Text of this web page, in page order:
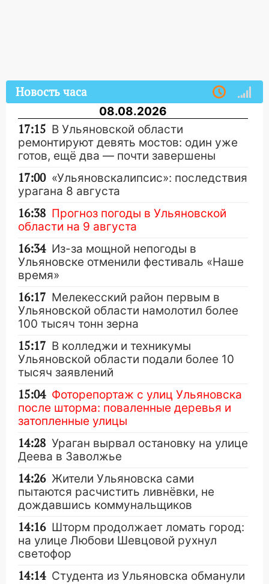
Новость часа
08.08.2026
17:15 В Ульяновской области
ремонтируют девять мостов: один уже
готов, ещё два — почти завершены
17:00 «Ульяновскалипсис»: последствия
урагана 8 августа
16:38 Прогноз погоды в Ульяновской
области на 9 августа
16:34 Из-за мощной непогоды в
Ульяновске отменили фестиваль «Наше
время»
16:17 Мелекесский район первым в
Ульяновской области намолотил более
100 тысяч тонн зерна
15:17 В колледжи и техникумы
Ульяновской области подали более 10
тысяч заявлений
15:04 Фоторепортаж с улиц Ульяновска
после шторма: поваленные деревья и
затопленные улицы
14:28 Ураган вырвал остановку на улице
Деева в Заволжье
14:26 Жители Ульяновска сами
пытаются расчистить ливнёвки, не
дождавшись коммунальщиков
14:16 Шторм продолжает ломать город:
на улице Любови Шевцовой рухнул
светофор
14:14 Студента из Ульяновска обманули